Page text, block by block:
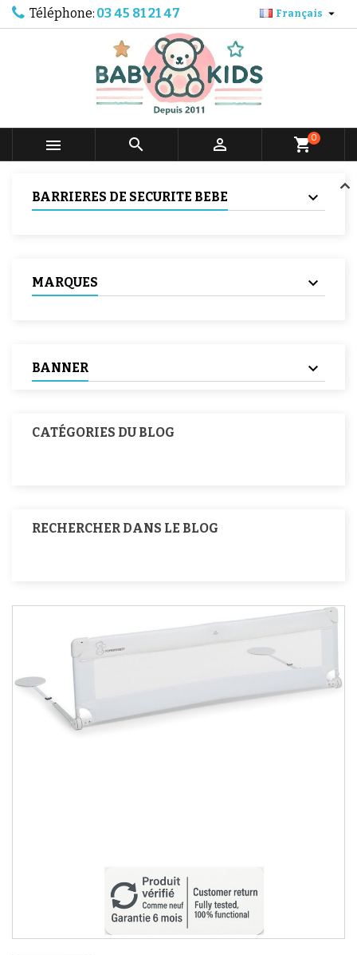
Téléphone: 03 45 81 21 47 Français 
   shopping_cart0
BARRIERES DE SECURITE BEBE
MARQUES
BANNER
CATÉGORIES DU BLOG
RECHERCHER DANS LE BLOG